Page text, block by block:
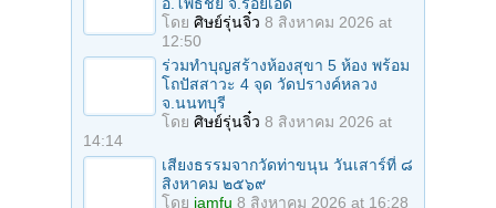
อ.โพธิ์ชัย จ.ร้อยเอ็ด
โดย ศิษย์รุ่นจิ๋ว 8 สิงหาคม 2026 at
12:50
ร่วมทําบุญสร้างห้องสุขา 5 ห้อง พร้อม
โถปัสสาวะ 4 จุด วัดปรางค์หลวง
จ.นนทบุรี
โดย ศิษย์รุ่นจิ๋ว 8 สิงหาคม 2026 at
14:14
เสียงธรรมจากวัดท่าขนุน วันเสาร์ที่ ๘
สิงหาคม ๒๕๖๙
โดย iamfu 8 สิงหาคม 2026 at 16:28